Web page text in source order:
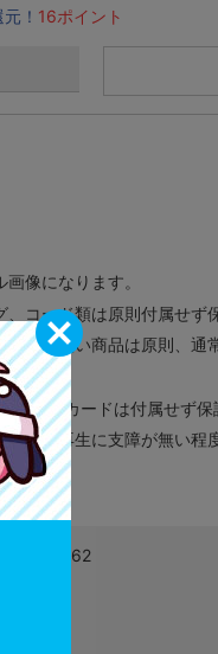
！ 16ポイント
像になります。
コード類は原則付属せず
取り扱い商品は原則、通
ります。
リーカードは付属せず保
して再生に支障が無い程